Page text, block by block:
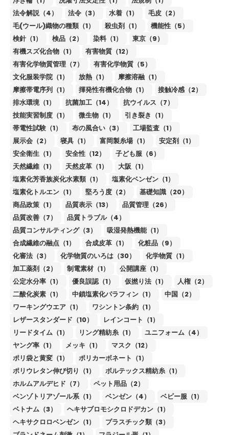
法令解説（4）
法令（3） 水着（1）
毛皮（2）
毛(ウール)織物の種類（1）
殺虫剤（1）
機能性（5）
検針（1）
検品（2） 染料（1）
東京（9）
有機スズ化合物（1）
有害物質（12）
有害化学物質管理（7）
有害化学物質（5）
文化服装学院（1）
放熱（1）
摩擦溶融（1）
摩擦帯電序列（1）
揮発性有機化合物（1）
接触冷感（2）
排水環境（1）
抗菌加工（14）
抗ウイルス（7）
技能実習制度（1）
微生物（1）
引き裂き（1）
帯電性試験（1）
布の風合い（3）
工場監査（1）
展示会（2）
寝具（1） 富岡製糸場（1）
安定剤（1）
安全衛生（1）
安全性（12）
子ども服（6）
天然繊維（1）
天然皮革（1）
大阪（1）
塩素化芳香族炭化水素類（1）
塩素化ベンゼン（1）
塩素化トルエン（1）
堅ろう度（2）
基礎知識（20）
商品政策（1）
品質表示（13）
品質管理（26）
品質改善（7）
品質トラブル（4）
品質コンサルティング（3）
吸湿発熱機能（1）
合成繊維の融点（1）
合成皮革（1）
化粧品（9）
化審法（3）
化学物質のいろは（30）
化学物質（1）
加工薬剤（2）
制電素材（1）
公開講座（1）
公定水分率（1）
優良誤認（1） 仮撚り法（1）
人権（2）
二酸化炭素（1）
中鎖塩素化パラフィン（1）
中国（2）
ワーキングウエア（1）
ワシントン条約（1）
レザースタンダード（10）
レインコート（1）
リードタイム（1）
リング精紡糸（1）
ユニフォーム（4）
ヤング率（1）
メッキ（1）
マスク（12）
ポリ袋と黄変（1）
ポリカーボネート（1）
ポリウレタン伸び切り（1）
ボルテックス精紡糸（1）
ホルムアルデヒド（7）
ペット用品（2）
ベンゾトリアゾール系（1）
ベンゼン（4）
ベビー服（1）
ベトナム（3）
ヘキサブロモシクロドデカン（1）
ヘキサクロロベンゼン（1）
プラスチック類（3）